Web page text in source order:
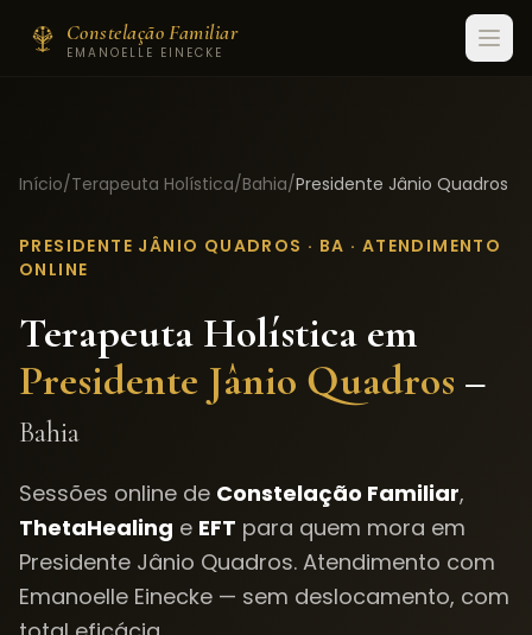
Constelação Familiar
EMANOELLE EINECKE
Início/Terapeuta Holística/Bahia/Presidente Jânio Quadros
PRESIDENTE JÂNIO QUADROS · BA · ATENDIMENTO
ONLINE
Terapeuta Holística em
Presidente Jânio Quadros –
Bahia
Sessões online de Constelação Familiar,
ThetaHealing e EFT para quem mora em
Presidente Jânio Quadros. Atendimento com
Emanoelle Einecke — sem deslocamento, com